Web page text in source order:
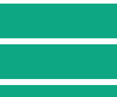
sipariş